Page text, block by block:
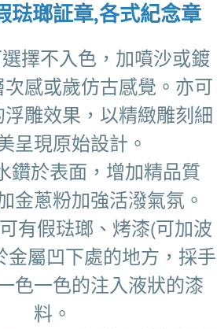
琺瑯証章,各式紀念章
擇不入色，加噴沙或鍍
感或歲仿古感覺。亦可
雕效果，以精緻雕刻細
呈現原始設計。
鑽於表面，增加精品質
金蔥粉加強活潑氣氛。
有假琺瑯、烤漆(可加波
金屬凹下處的地方，採手
色一色的注入液狀的漆
料。